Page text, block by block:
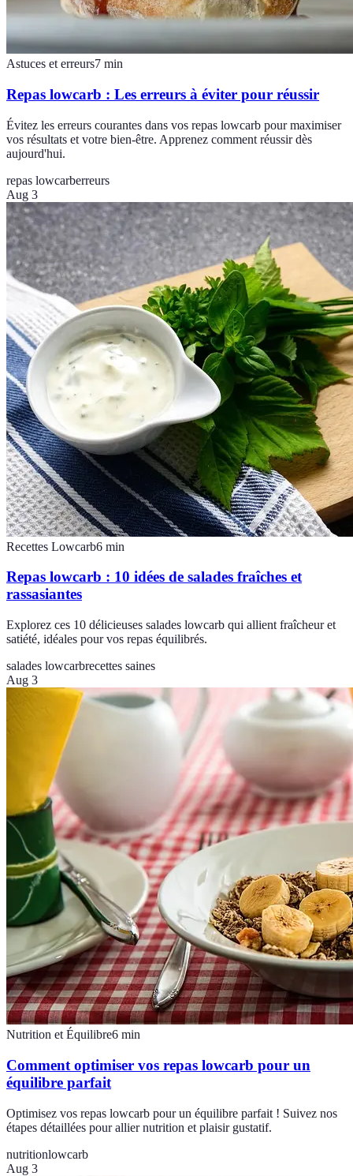
Astuces et erreurs7 min
Repas lowcarb : Les erreurs à éviter pour réussir
Évitez les erreurs courantes dans vos repas lowcarb pour maximiser
vos résultats et votre bien-être. Apprenez comment réussir dès
aujourd'hui.
repas lowcarberreurs
Aug 3
Recettes Lowcarb6 min
Repas lowcarb : 10 idées de salades fraîches et
rassasiantes
Explorez ces 10 délicieuses salades lowcarb qui allient fraîcheur et
satiété, idéales pour vos repas équilibrés.
salades lowcarbrecettes saines
Aug 3
Nutrition et Équilibre6 min
Comment optimiser vos repas lowcarb pour un
équilibre parfait
Optimisez vos repas lowcarb pour un équilibre parfait ! Suivez nos
étapes détaillées pour allier nutrition et plaisir gustatif.
nutritionlowcarb
Aug 3